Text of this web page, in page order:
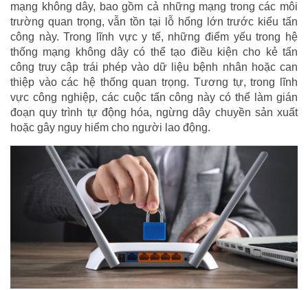
mạng không dây, bao gồm cả những mạng trong các môi
trường quan trọng, vẫn tồn tại lỗ hổng lớn trước kiểu tấn
công này. Trong lĩnh vực y tế, những điểm yếu trong hệ
thống mạng không dây có thể tạo điều kiện cho kẻ tấn
công truy cập trái phép vào dữ liệu bệnh nhân hoặc can
thiệp vào các hệ thống quan trọng. Tương tự, trong lĩnh
vực công nghiệp, các cuộc tấn công này có thể làm gián
đoạn quy trình tự động hóa, ngừng dây chuyền sản xuất
hoặc gây nguy hiểm cho người lao động.